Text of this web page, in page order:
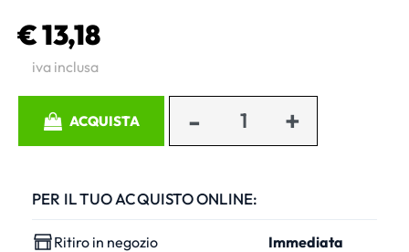
€ 13,18
iva inclusa
ACQUISTA
PER IL TUO ACQUISTO ONLINE:
Ritiro in negozio
Immediata